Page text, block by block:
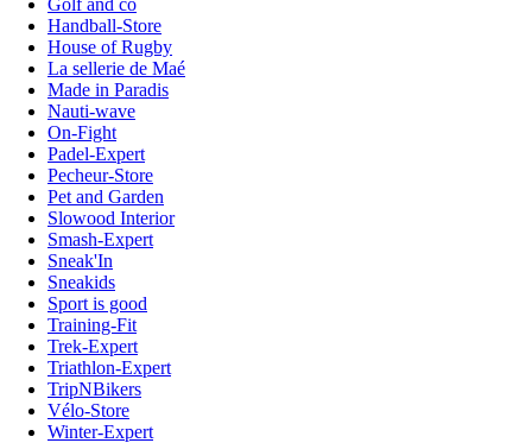
Handball-Store
House of Rugby
La sellerie de Maé
Made in Paradis
Nauti-wave
On-Fight
Padel-Expert
Pecheur-Store
Pet and Garden
Slowood Interior
Smash-Expert
Sneak'In
Sneakids
Sport is good
Training-Fit
Trek-Expert
Triathlon-Expert
TripNBikers
Vélo-Store
Winter-Expert